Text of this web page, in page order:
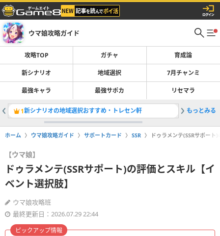
ウマ娘攻略ガイド
攻略TOP ガチャ 育成論
新シナリオ 地域選択 7月チャンミ
最強キャラ 最強サポカ リセマラ
1新シナリオの地域選択おすすめ・トレセン軒 2隠しイ
もっとみる
ホーム ウマ娘攻略ガイド サポートカード SSR ドゥラメンテ(SSRサポー
【ウマ娘】
ドゥラメンテ(SSRサポート)の評価とスキル【イ
ベント選択肢】
ウマ娘攻略班
最終更新日：2026.07.29 22:44
ピックアップ情報